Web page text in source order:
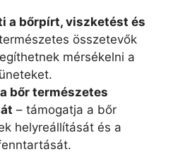
a bőrpírt, viszketést és
összetevők
mérsékelni a
bőr természetes
– támogatja a bőr
helyreállítását és a